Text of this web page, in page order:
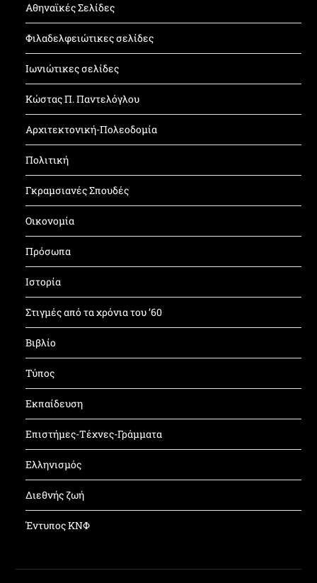
Αθηναϊκές Σελίδες
Φιλαδελφειώτικες σελίδες
Ιωνιώτικες σελίδες
Κώστας Π. Παντελόγλου
Αρχιτεκτονική-Πολεοδομία
Πολιτική
Γκραμσιανές Σπουδές
Οικονομία
Πρόσωπα
Ιστορία
Στιγμές από τα χρόνια του ’60
Βιβλίο
Τύπος
Εκπαίδευση
Επιστήμες-Τέχνες-Γράμματα
Ελληνισμός
Διεθνής ζωή
Έντυπος ΚΝΦ